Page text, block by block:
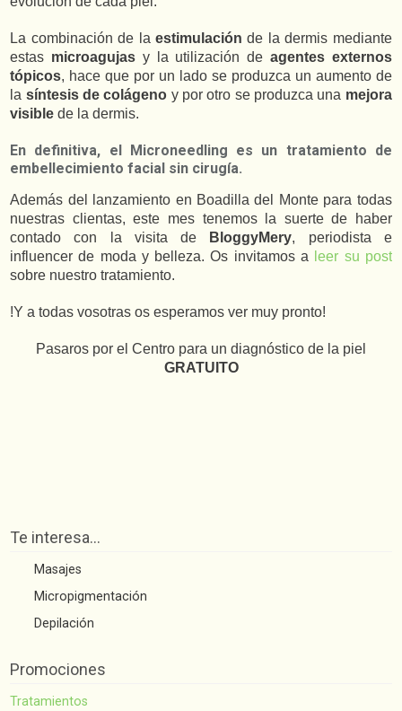
La combinación de la estimulación de la dermis mediante
estas microagujas y la utilización deagentes externos
tópicos, hace que por un lado se produzca un aumento de
la síntesis de colágeno y por otro se produzca una mejora
visible de la dermis.
En definitiva, el Microneedling es un tratamiento de
embellecimiento facial sin cirugía.
Además del lanzamiento en Boadilla del Monte para todas
nuestras clientas, este mes tenemos la suerte de haber
contado con la visita de
BloggyMery, periodista e
influencer de moda y belleza. Os invitamos a
leer su post
sobre nuestro tratamiento.
!Y a todas vosotras os esperamos ver muy pronto!
Pasaros por el Centro para un diagnóstico de la piel
GRATUITO
Te interesa…
Masajes
Micropigmentación
Depilación
Promociones
Tratamientos